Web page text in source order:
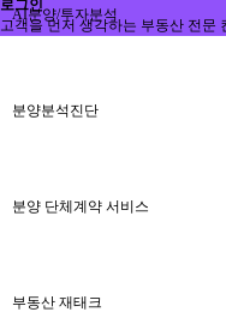
AI분양/투자분석
분양분석진단
분양 단체계약 서비스
부동산 재태크
로그인
고객을 먼저 생각하는 부동산 전문